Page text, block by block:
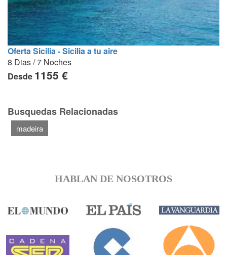
Oferta Sicilia - Sicilia a tu aire
8 Dias / 7 Noches
Desde 1155 €
Busquedas Relacionadas
madeira
HABLAN DE NOSOTROS